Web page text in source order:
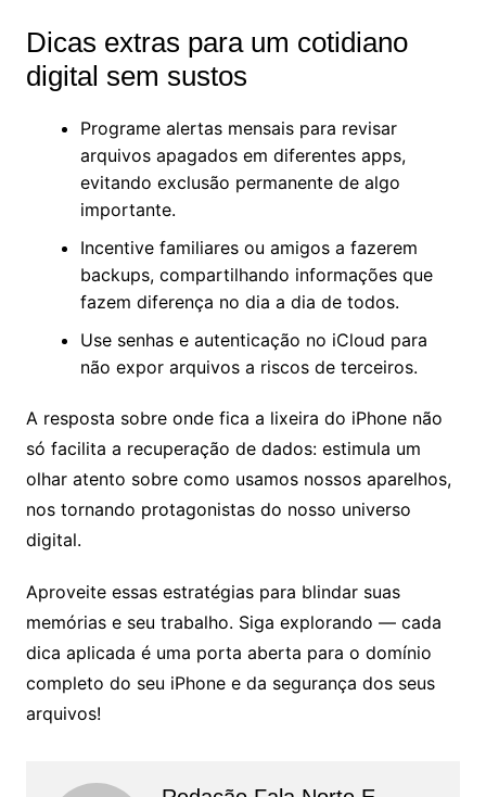
Dicas extras para um cotidiano
digital sem sustos
Programe alertas mensais para revisar
arquivos apagados em diferentes apps,
evitando exclusão permanente de algo
importante.
Incentive familiares ou amigos a fazerem
backups, compartilhando informações que
fazem diferença no dia a dia de todos.
Use senhas e autenticação no iCloud para
não expor arquivos a riscos de terceiros.
A resposta sobre onde fica a lixeira do iPhone não
só facilita a recuperação de dados: estimula um
olhar atento sobre como usamos nossos aparelhos,
nos tornando protagonistas do nosso universo
digital.
Aproveite essas estratégias para blindar suas
memórias e seu trabalho. Siga explorando — cada
dica aplicada é uma porta aberta para o domínio
completo do seu iPhone e da segurança dos seus
arquivos!